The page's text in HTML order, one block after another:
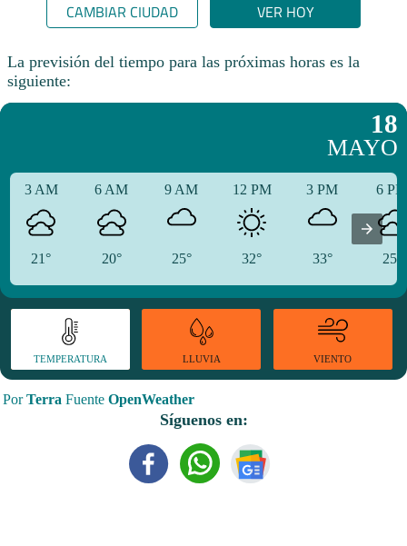
CAMBIAR CIUDAD VER HOY
La previsión del tiempo para las próximas horas es la
siguiente:
18
MAYO
3 AM
21°
6 AM
20°
9 AM
25°
12 PM
32°
3 PM
33°
6
25°
TEMPERATURA LLUVIA VIENTO
PorTerra Fuente OpenWeather
Síguenos en: